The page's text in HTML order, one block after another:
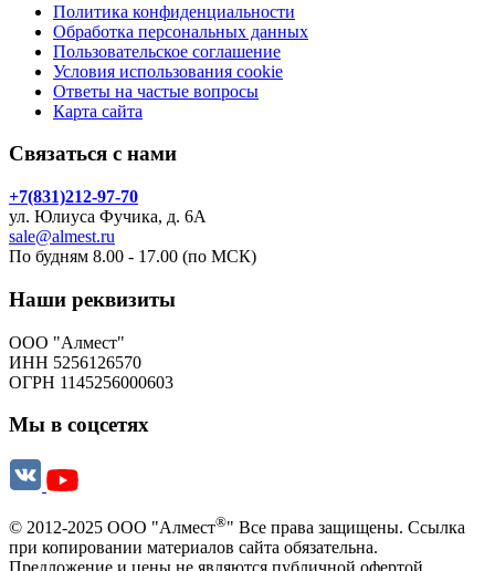
Политика конфиденциальности
Обработка персональных данных
Пользовательское соглашение
Условия использования cookie
Ответы на частые вопросы
Карта сайта
Связаться с нами
+7(831)212-97-70
ул. Юлиуса Фучика, д. 6А
sale@almest.ru
По будням 8.00 - 17.00 (по МСК)
Наши реквизиты
ООО "Алмест"
ИНН 5256126570
ОГРН 1145256000603
Мы в соцсетях
© 2012-2025 ООО "Алмест®" Все права защищены. Ссылка
при копировании материалов сайта обязательна.